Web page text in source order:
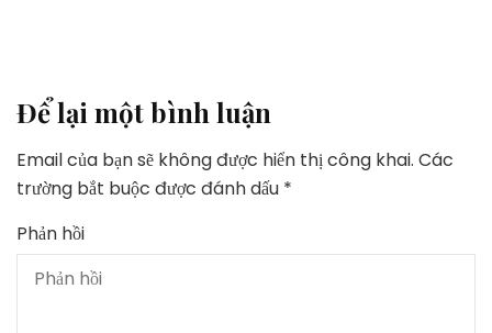
Để lại một bình luận
Email của bạn sẽ không được hiển thị công khai. Các
trường bắt buộc được đánh dấu *
Phản hồi